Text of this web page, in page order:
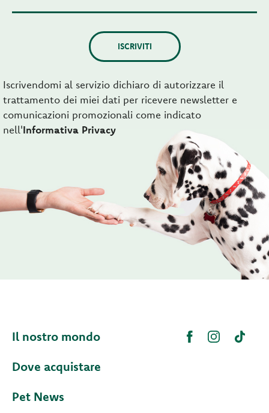
ISCRIVITI
Iscrivendomi al servizio dichiaro di autorizzare il
trattamento dei miei dati per ricevere newsletter e
comunicazioni promozionali come indicato
nell'Informativa Privacy
Il nostro mondo
Dove acquistare
Pet News